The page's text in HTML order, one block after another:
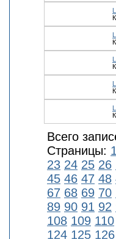
Всего
Страницы:
23 24 25 26
45 46 47 48
67 68 69 70
89 90 91 92
108 109 110
124 125 126